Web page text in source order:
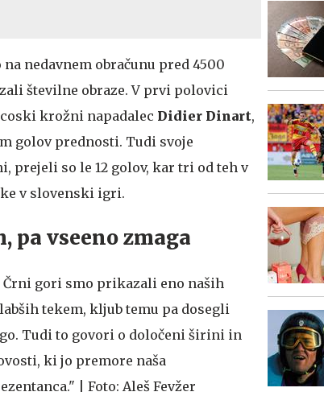
na nedavnem obračunu pred 4500
številne obraze. V prvi polovici
krožni napadalec Didier Dinart,
golov prednosti. Tudi svoje
prejeli so le 12 golov, kar tri od teh v
v slovenski igri.
pa vseeno zmaga